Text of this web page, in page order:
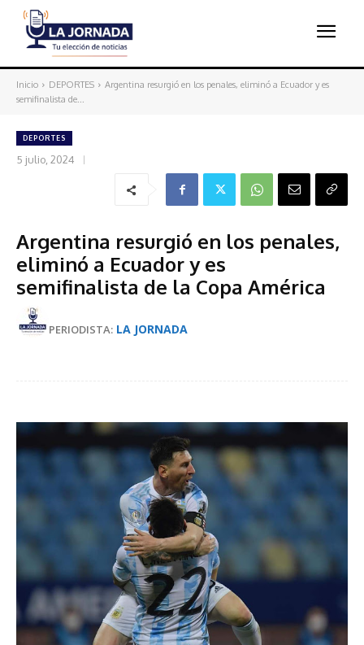
Inicio DEPORTES
Argentina resurgió en los penales, eliminó a Ecuador y es
semifinalista de...
DEPORTES
5 julio, 2024
Argentina resurgió en los penales,
eliminó a Ecuador y es
semifinalista de la Copa América
PERIODISTA: LA JORNADA